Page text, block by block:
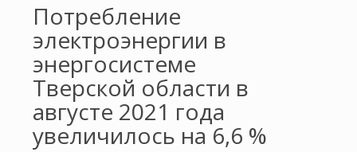
Потребление
электроэнергии в
энергосистеме
Тверской области в
августе 2021 года
увеличилось на 6,6 %